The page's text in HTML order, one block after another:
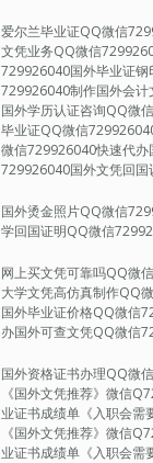
爱尔兰毕业证QQ微信
文凭业务QQ微信
729926040国外毕业证
729926040制作国外会
国外学历认证咨询QQ微
毕业证QQ微信
微信729926040快速代
729926040国外文凭回
国外烫金照片QQ微信
学回国证明QQ微信
网上买文凭可靠吗QQ微
大学文凭高仿真制作QQ
国外毕业证价格QQ微信
办国外可查文凭QQ微信
国外资格证书办理QQ微
《国外文凭推荐》微信
业证书成绩单《入职会需
《国外文凭推荐》微信
业证书成绩单《入职会需